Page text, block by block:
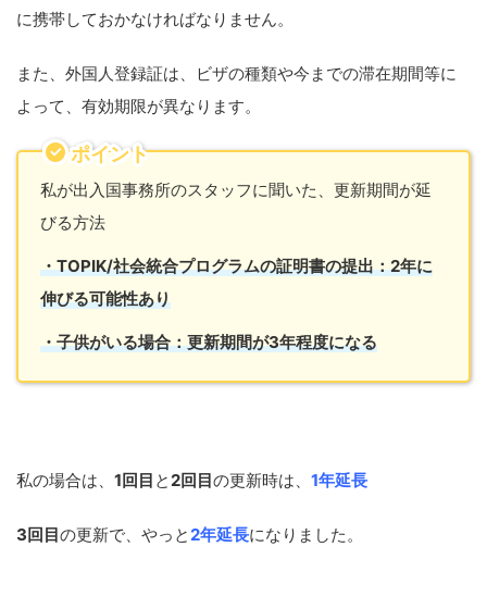
に携帯しておかなければなりません。
また、外国人登録証は、ビザの種類や今までの滞在期間等に
よって、有効期限が異なります。
ポイント
私が出入国事務所のスタッフに聞いた、更新期間が延
びる方法
・TOPIK/社会統合プログラムの証明書の提出：2年に
伸びる可能性あり
・子供がいる場合：更新期間が3年程度になる
私の場合は、 1回目 と 2回目の更新時は、 1年延長
3回目の更新で、やっと 2年延長になりました。